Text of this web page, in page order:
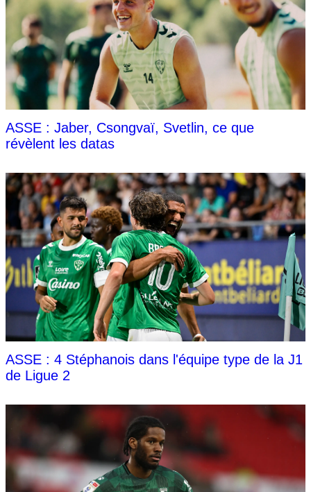
ASSE : Jaber, Csongvaï, Svetlin, ce que
révèlent les datas
ASSE : 4 Stéphanois dans l'équipe type de la J1
de Ligue 2